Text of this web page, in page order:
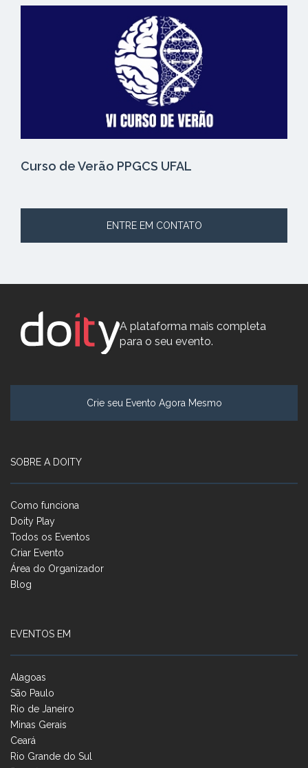
Curso de Verão PPGCS UFAL
ENTRE EM CONTATO
A plataforma mais completa
para o seu evento.
Crie seu Evento Agora Mesmo
SOBRE A DOITY
Como funciona
Doity Play
Todos os Eventos
Criar Evento
Área do Organizador
Blog
EVENTOS EM
Alagoas
São Paulo
Rio de Janeiro
Minas Gerais
Ceará
Rio Grande do Sul